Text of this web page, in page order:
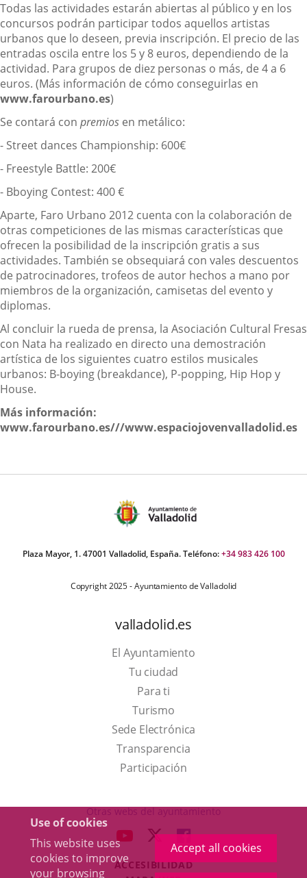
Use of cookies
This website uses
cookies to improve
your browsing
Accept all cookies
Todas las actividades estarán abiertas al público y en los
concursos podrán participar todos aquellos artistas
urbanos que lo deseen, previa inscripción. El precio de las
entradas oscila entre los 5 y 8 euros, dependiendo de la
actividad. Para grupos de diez personas o más, de 4 a 6
euros. (Más información de cómo conseguirlas en
www.farourbano.es)
Se contará con premios en metálico:
- Street dances Championship: 600€
- Freestyle Battle: 200€
- Bboying Contest: 400 €
Aparte, Faro Urbano 2012 cuenta con la colaboración de
otras competiciones de las mismas características que
ofrecen la posibilidad de la inscripción gratis a sus
actividades. También se obsequiará con vales descuentos
de patrocinadores, trofeos de autor hechos a mano por
miembros de la organización, camisetas del evento y
diplomas.
Al concluir la rueda de prensa, la Asociación Cultural Fresas
con Nata ha realizado en directo una demostración
artística de los siguientes cuatro estilos musicales
urbanos: B-boying (breakdance), P-popping, Hip Hop y
House.
Más información:
www.farourbano.es///www.espaciojovenvalladolid.es
Plaza Mayor, 1. 47001 Valladolid, España. Teléfono:+34 983 426 100
Copyright 2025 - Ayuntamiento de Valladolid
valladolid.es
El Ayuntamiento
Tu ciudad
Para ti
TurismoThis
link
will
open
a
up
window.
Sede Electrónica
Transparencia
Participación
Otras webs del ayuntamiento
LINK
EXTERNAL
LINK
TO
EXTERNAL
LINK
TO
EXTERNAL
ACCESIBILIDAD